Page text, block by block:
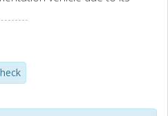
telecoms switches by
of the project goals, as well
developing property based